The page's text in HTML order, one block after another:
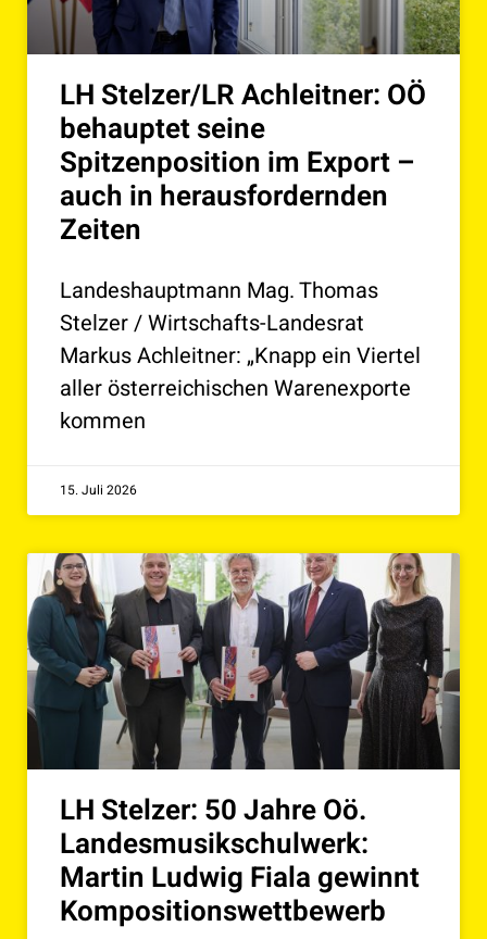
LH Stelzer/LR Achleitner: OÖ
behauptet seine
Spitzenposition im Export –
auch in herausfordernden
Zeiten
Landeshauptmann Mag. Thomas
Stelzer / Wirtschafts-Landesrat
Markus Achleitner: „Knapp ein Viertel
aller österreichischen Warenexporte
kommen
15. Juli 2026
LH Stelzer: 50 Jahre Oö.
Landesmusikschulwerk:
Martin Ludwig Fiala gewinnt
Kompositionswettbewerb